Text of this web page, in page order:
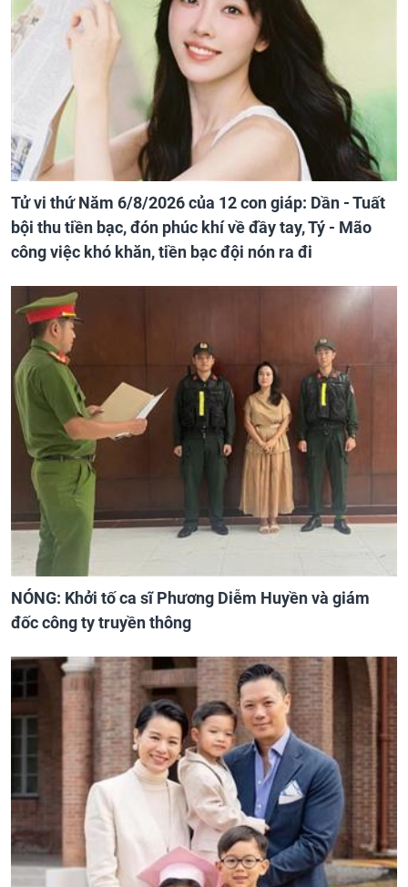
Tử vi thứ Năm 6/8/2026 của 12 con giáp: Dần - Tuất
bội thu tiền bạc, đón phúc khí về đầy tay, Tý - Mão
công việc khó khăn, tiền bạc đội nón ra đi
NÓNG: Khởi tố ca sĩ Phương Diễm Huyền và giám
đốc công ty truyền thông